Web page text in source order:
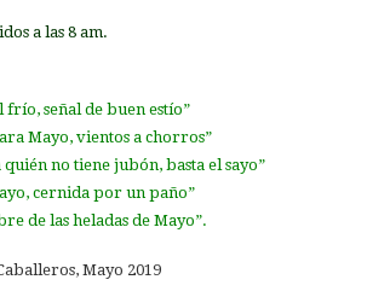
a las 8 am.
frío, señal de buen estío”
Mayo, vientos a chorros”
quién no tiene jubón, basta el sayo”
cernida por un paño”
de las heladas de Mayo”.
Mayo 2019